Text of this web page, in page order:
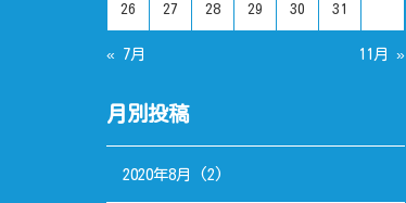
26 27 28 29 30 31
« 7月 11月 »
月別投稿
2020年8月 (2)